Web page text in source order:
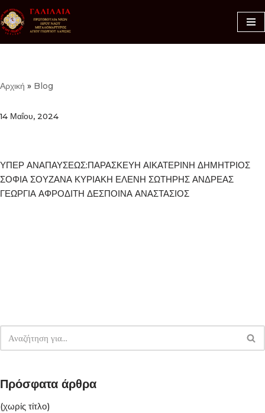
Μεταπηδήστε
στο
Αρχική » Blog
14 Μαΐου, 2024
ΥΠΕΡ ΑΝΑΠΑΥΣΕΩΣ:ΠΑΡΑΣΚΕΥΗ ΑΙΚΑΤΕΡΙΝΗ ΔΗΜΗΤΡΙΟΣ
ΣΟΦΙΑ ΣΟΥΖΑΝΑ ΚΥΡΙΑΚΗ ΕΛΕΝΗ ΣΩΤΗΡΗΣ ΑΝΔΡΕΑΣ
ΓΕΩΡΓΙΑ ΑΦΡΟΔΙΤΗ ΔΕΣΠΟΙΝΑ ΑΝΑΣΤΑΣΙΟΣ
Πρόσφατα άρθρα
(χωρίς τίτλο)